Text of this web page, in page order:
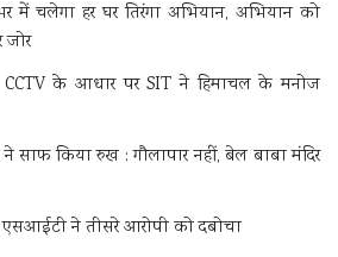
चलेगा हर घर तिरंगा अभियान, अभियान को
: CCTV के आधार पर SIT ने हिमाचल के मनोज
ने साफ किया रुख : गौलापार नहीं, बेल बाबा मंदिर
एसआईटी ने तीसरे आरोपी को दबोचा